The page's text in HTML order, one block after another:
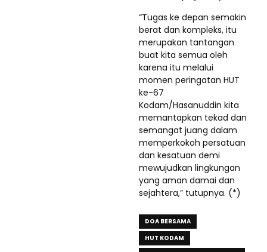
“Tugas ke depan semakin
berat dan kompleks, itu
merupakan tantangan
buat kita semua oleh
karena itu melalui
momen peringatan HUT
ke-67
Kodam/Hasanuddin kita
memantapkan tekad dan
semangat juang dalam
memperkokoh persatuan
dan kesatuan demi
mewujudkan lingkungan
yang aman damai dan
sejahtera,” tutupnya. (*)
DOA BERSAMA
HUT KODAM